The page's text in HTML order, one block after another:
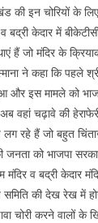
की इन चोरियों के
बद्री केदार में
हैं जो मंदिर के
ने कहा कि पहले
और इस मामले को
वहां चढ़ावे की
लग रहे हैं जो बहुत
को भाजपा
मंदिर व बद्री केदार
की देख रेख में
चोरी करने वालों के